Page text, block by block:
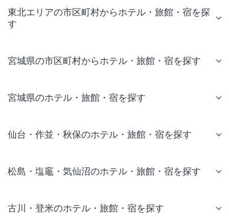
東北エリアの市区町村からホテル・旅館・宿を探
す
宮城県の市区町村からホテル・旅館・宿を探す
宮城県のホテル・旅館・宿を探す
仙台・作並・秋保のホテル・旅館・宿を探す
松島・塩竈・気仙沼のホテル・旅館・宿を探す
古川・登米のホテル・旅館・宿を探す